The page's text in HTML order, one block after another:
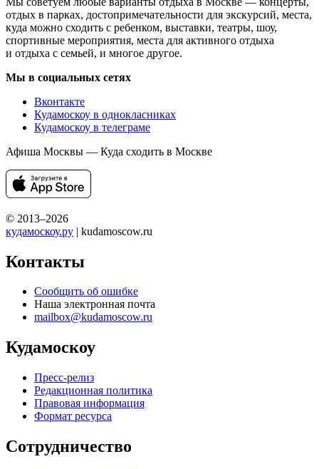
отдых в парках, достопримечательности для экскурсий, места,
куда можно сходить с ребенком, выставки, театры, шоу,
спортивные мероприятия, места для активного отдыха
и отдыха с семьей, и многое другое.
Мы в социальных сетях
Вконтакте
Кудамоскоу в однокласниках
Кудамоскоу в телеграме
Афиша Москвы — Куда сходить в Москве
© 2013–2026
кудамоскоу.ру | kudamoscow.ru
Контакты
Сообщить об ошибке
Наша электронная почта
mailbox@kudamoscow.ru
Кудамоскоу
Пресс-релиз
Редакционная политика
Правовая информация
Формат ресурса
Сотрудничество